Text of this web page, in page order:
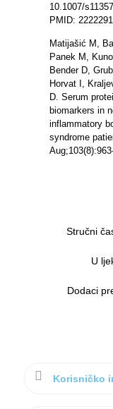
10.1007/
PMID:
Matijašić M,
Panek M,
Bender D,
Horvat I,
D. Serum
biomarkers in
inflammatory
syndrome
Stručni
U
Dodaci